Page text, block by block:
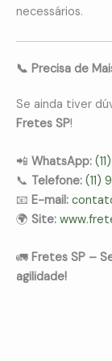
necessários.
📞 Precisa de
Se ainda tiver
Fretes SP!
📲 WhatsApp:
📞 Telefone: (11)
📧 E-mail:
🌍 Site:
🚛 Fretes SP –
agilidade!